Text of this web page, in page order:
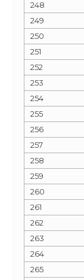
248
249
250
251
252
253
254
255
256
257
258
259
260
261
262
263
264
265